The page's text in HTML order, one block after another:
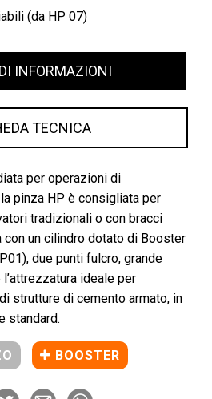
(da HP 07)
INFORMAZIONI
TECNICA
per operazioni di
pinza HP è consigliata per
tradizionali o con bracci
un cilindro dotato di Booster
due punti fulcro, grande
ideale per
strutture di cemento armato, in
standard.
BOOSTER